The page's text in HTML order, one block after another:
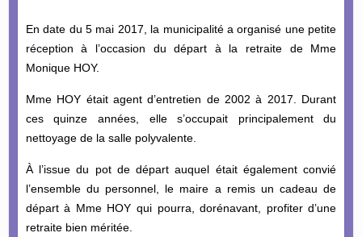
En date du 5 mai 2017, la municipalité a organisé une petite
réception à l’occasion du départ à la retraite de Mme
Monique HOY.
Mme HOY était agent d’entretien de 2002 à 2017. Durant
ces quinze années, elle s’occupait principalement du
nettoyage de la salle polyvalente.
À l’issue du pot de départ auquel était également convié
l’ensemble du personnel, le maire a remis un cadeau de
départ à Mme HOY qui pourra, dorénavant, profiter d’une
retraite bien méritée.